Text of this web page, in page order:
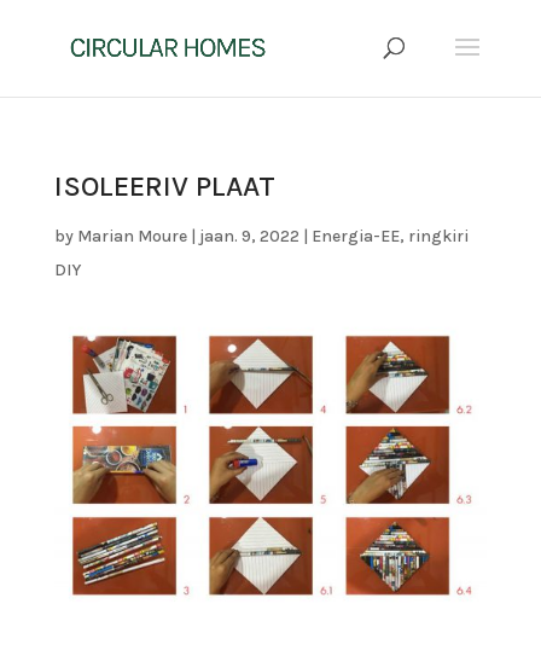
ISOLEERIV PLAAT
by Marian Moure| jaan. 9, 2022 | Energia-EE, ringkiri
DIY